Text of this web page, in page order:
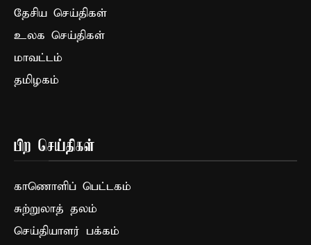
தேசிய செய்திகள்
உலக செய்திகள்
மாவட்டம்
தமிழகம்
பிற செய்திகள்
காணொளிப் பெட்டகம்
சுற்றுலாத் தலம்
செய்தியாளர் பக்கம்